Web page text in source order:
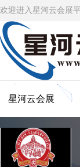
欢迎进入星河云会展平
星河云会展